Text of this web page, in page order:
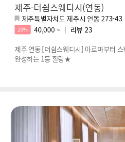
제주-더쉼스웨디시(연동)
제주특별자치도 제주시 연동 273-43
20% 40,000 ~ 리뷰 23
제주 연동 [더쉼스웨디시] 아로마부터
완성하는 1등 힐링★